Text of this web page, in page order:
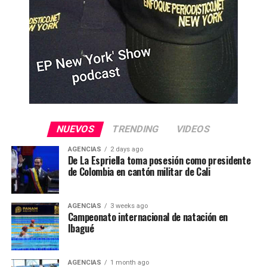
NUEVOS TRENDING VIDEOS
AGENCIAS 2 days ago
De La Espriella toma posesión como presidente
de Colombia en cantón militar de Cali
AGENCIAS 3 weeks ago
Campeonato internacional de natación en
Ibagué
AGENCIAS 1 month ago